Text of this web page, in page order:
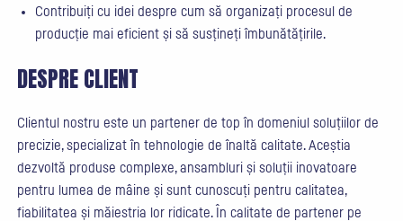
Contribuiți cu idei despre cum să organizați procesul de
producție mai eficient și să susțineți îmbunătățirile.
DESPRE CLIENT
Clientul nostru este un partener de top în domeniul soluțiilor de
precizie, specializat în tehnologie de înaltă calitate. Aceștia
dezvoltă produse complexe, ansambluri și soluții inovatoare
pentru lumea de mâine și sunt cunoscuți pentru calitatea,
fiabilitatea și măiestria lor ridicate. În calitate de partener pe